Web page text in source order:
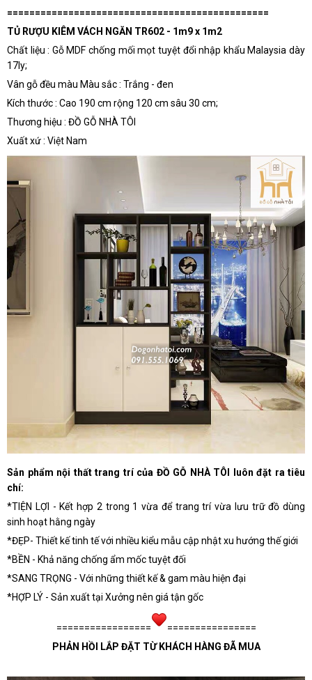
===============================================
TỦ RƯỢU KIÊM VÁCH NGĂN TR602 - 1m9 x 1m2
Chất liệu : Gỗ MDF chống mối mọt tuyệt đổi nhập khẩu Malaysia dày
17ly;
Vân gỗ đều màu Màu sắc : Trắng - đen
Kích thước : Cao 190 cm rộng 120 cm sâu 30 cm;
Thương hiệu : ĐỒ GỖ NHÀ TÔI
Xuất xứ : Việt Nam
Sản phẩm nội thất trang trí của ĐỒ GỖ NHÀ TÔI luôn đặt ra tiêu
chí:
*TIỆN LỢI - Kết hợp 2 trong 1 vừa để trang trí vừa lưu trữ đồ dùng
sinh hoạt hằng ngày
*ĐẸP- Thiết kế tinh tế với nhiều kiểu mẫu cập nhật xu hướng thế giới
*BỀN - Khả năng chống ẩm mốc tuyệt đối
*SANG TRỌNG - Với những thiết kế & gam màu hiện đại
*HỢP LÝ - Sản xuất tại Xưởng nên giá tận gốc
=================
================
PHẢN HỒI LẮP ĐẶT TỪ KHÁCH HÀNG ĐÃ MUA